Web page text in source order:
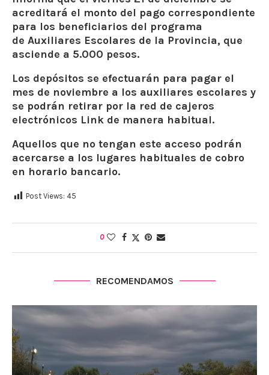
acreditará el monto del pago correspondiente
para los beneficiarios del programa
de Auxiliares Escolares de la Provincia, que
asciende a 5.000 pesos.
Los depósitos se efectuarán para pagar el
mes de noviembre a los auxiliares escolares y
se podrán retirar por la red de cajeros
electrónicos Link de manera habitual.
Aquellos que no tengan este acceso podrán
acercarse a los lugares habituales de cobro
en horario bancario.
Post Views: 45
0
RECOMENDAMOS